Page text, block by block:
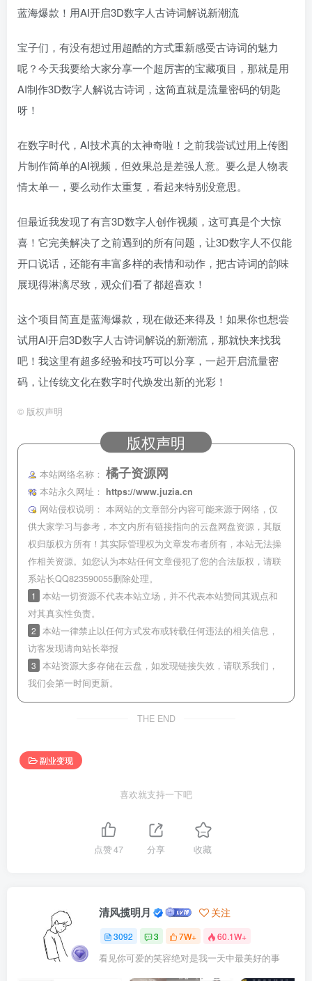
蓝海爆款！用AI开启3D数字人古诗词解说新潮流
宝子们，有没有想过用超酷的方式重新感受古诗词的魅力
呢？今天我要给大家分享一个超厉害的宝藏项目，那就是用
AI制作3D数字人解说古诗词，这简直就是流量密码的钥匙
呀！
在数字时代，AI技术真的太神奇啦！之前我尝试过用上传图
片制作简单的AI视频，但效果总是差强人意。要么是人物表
情太单一，要么动作太重复，看起来特别没意思。
但最近我发现了有言3D数字人创作视频，这可真是个大惊
喜！它完美解决了之前遇到的所有问题，让3D数字人不仅能
开口说话，还能有丰富多样的表情和动作，把古诗词的韵味
展现得淋漓尽致，观众们看了都超喜欢！
这个项目简直是蓝海爆款，现在做还来得及！如果你也想尝
试用AI开启3D数字人古诗词解说的新潮流，那就快来找我
吧！我这里有超多经验和技巧可以分享，一起开启流量密
码，让传统文化在数字时代焕发出新的光彩！
© 版权声明
版权声明
本站网络名称： 橘子资源网
本站永久网址：
https://www.juzia.cn
网站侵权说明： 本网站的文章部分内容可能来源于网络，仅
供大家学习与参考，本文内所有链接指向的云盘网盘资源，其版
权归版权方所有！其实际管理权为文章发布者所有，本站无法操
作相关资源。如您认为本站任何文章侵犯了您的合法版权，请联
系站长QQ823590055删除处理。
1
本站一切资源不代表本站立场，并不代表本站赞同其观点和
对其真实性负责。
2 本站一律禁止以任何方式发布或转载任何违法的相关信息，
访客发现请向站长举报
3 本站资源大多存储在云盘，如发现链接失效，请联系我们，
我们会第一时间更新。
THE END
副业变现
喜欢就支持一下吧
点赞47 分享 收藏
清风揽明月 关注
3092 3 7W+ 60.1W+
看见你可爱的笑容绝对是我一天中最美好的事